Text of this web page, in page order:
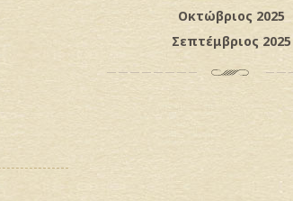
Οκτώβριος 2025
Σεπτέμβριος 2025